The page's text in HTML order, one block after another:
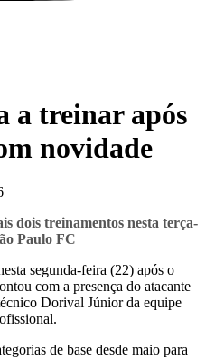
a treinar após
novidade
dois treinamentos nesta terça-
Paulo FC
segunda-feira (22) após o
com a presença do atacante
Dorival Júnior da equipe
de base desde maio para